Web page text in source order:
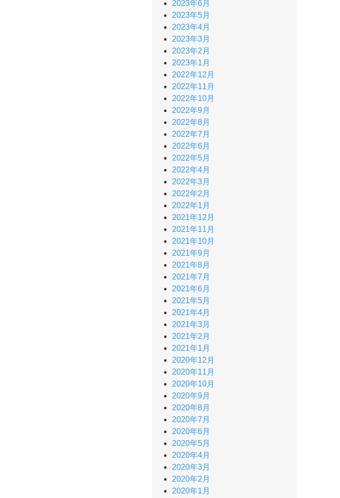
2023年6月
2023年5月
2023年4月
2023年3月
2023年2月
2023年1月
2022年12月
2022年11月
2022年10月
2022年9月
2022年8月
2022年7月
2022年6月
2022年5月
2022年4月
2022年3月
2022年2月
2022年1月
2021年12月
2021年11月
2021年10月
2021年9月
2021年8月
2021年7月
2021年6月
2021年5月
2021年4月
2021年3月
2021年2月
2021年1月
2020年12月
2020年11月
2020年10月
2020年9月
2020年8月
2020年7月
2020年6月
2020年5月
2020年4月
2020年3月
2020年2月
2020年1月